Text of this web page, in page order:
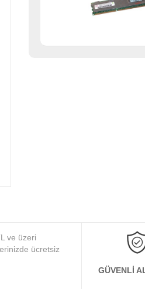
ve üzeri
ücretsiz
GÜVENLI